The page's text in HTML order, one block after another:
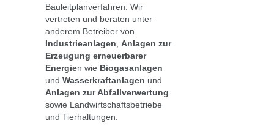
Bauleitplanverfahren. Wir
vertreten und beraten unter
anderem Betreiber von
Industrieanlagen Anlagen zur
Erzeugung erneuerbarer
Energien wie Biogasanlagen
und Wasserkraftanlagen und
Anlagen zur Abfallverwertung
sowie Landwirtschaftsbetriebe
und Tierhaltungen.